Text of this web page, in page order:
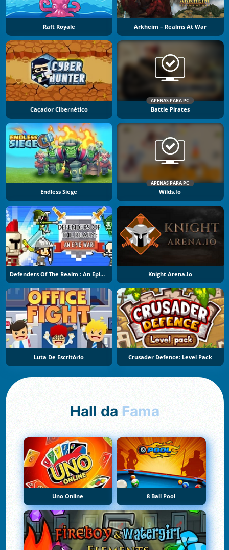
Raft Royale Arkheim – Realms At War
Caçador Cibernético
APENAS PARA PC
Battle Pirates
Endless Siege
APENAS PARA PC
Wilds.io
Defenders Of The Realm : An Epic War ! Knight Arena.io
Luta De Escritório Crusader Defence: Level Pack
Hall da Fama
Uno Online 8 Ball Pool